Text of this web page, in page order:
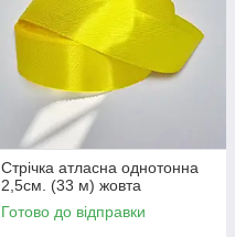
Стрічка атласна однотонна
2,5см. (33 м) жовта
Готово до відправки